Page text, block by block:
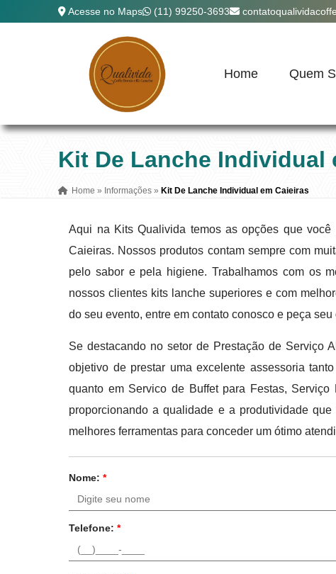
Acesse no Maps (11) 99250-3693
Home Quem
Kit De Lanche Individual
Home » Informações » Kit De Lanche Individual em Caieiras
Aqui na Kits Qualivida temos as opções que
Caieiras. Nossos produtos contam sempre com
pelo sabor e pela higiene. Trabalhamos com os
nossos clientes kits lanche superiores e com
do seu evento, entre em contato conosco e peça seu
Se destacando no setor de Prestação de Serviço
objetivo de prestar uma excelente assessoria
quanto em Servico de Buffet para Festas,
proporcionando a qualidade e a produtividade
melhores ferramentas para conceder um ótimo
Nome:*
Telefone:*